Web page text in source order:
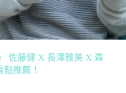
佐藤健 X 長澤雅美 X 森
推薦！